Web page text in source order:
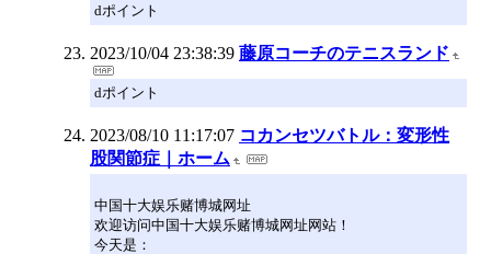
dポイント
2023/10/04 23:38:39 藤原コーチのテニスランド
dポイント
2023/08/10 11:17:07 コカンセツバトル：変形性
股関節症｜ホーム
中国十大娱乐赌博城网址
欢迎访问中国十大娱乐赌博城网址网站！
今天是：